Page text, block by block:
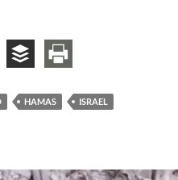
está el Estado hoy?
HAMAS
ISRAEL